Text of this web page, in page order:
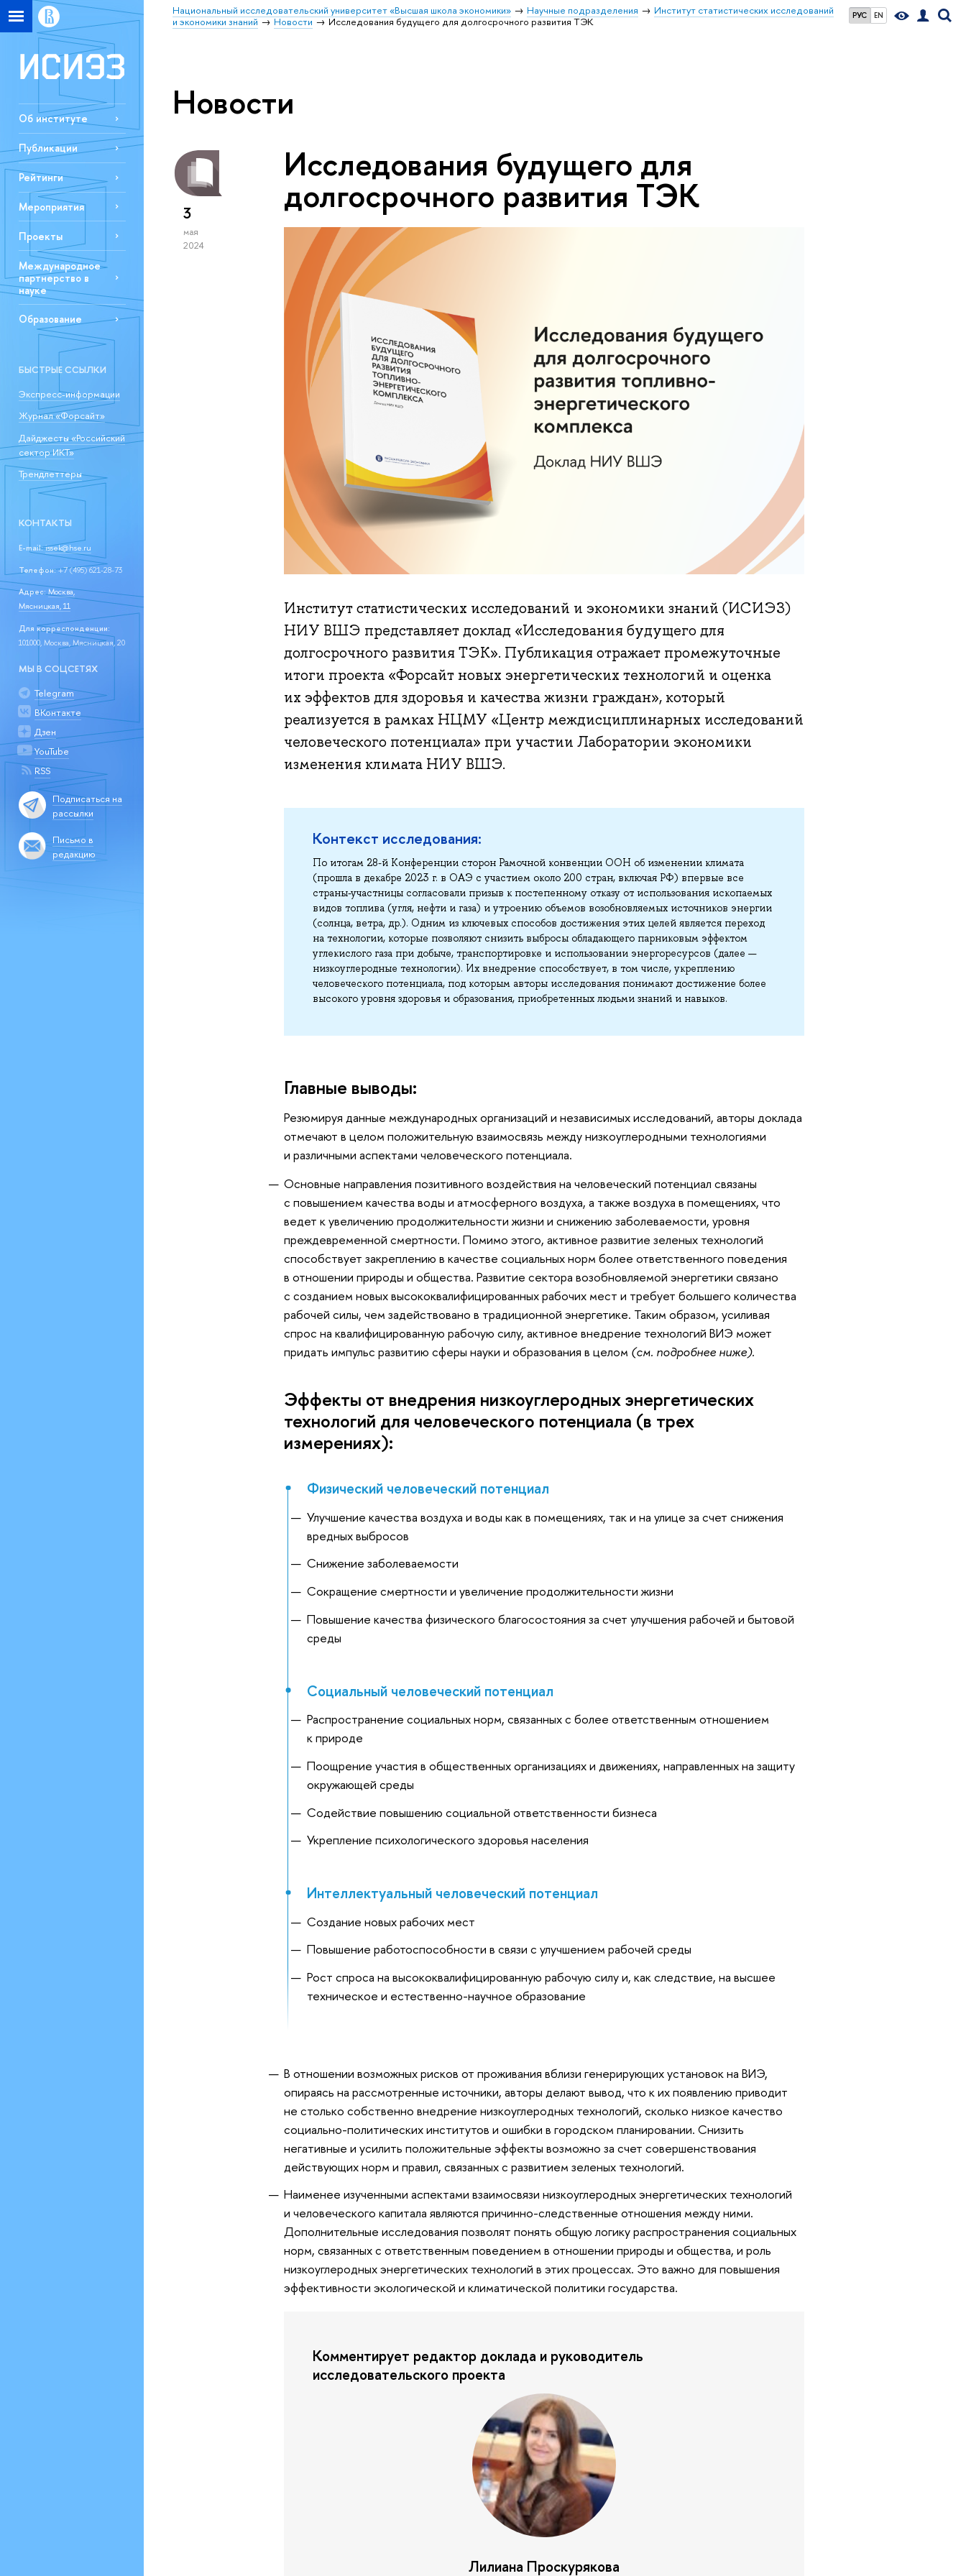
РУС EN
Национальный исследовательский университет «Высшая школа экономики» Научные подразделения
Институт статистических исследований
и экономики знаний
Новости Исследования будущего для долгосрочного развития ТЭК
Об институте
Публикации
Рейтинги
Мероприятия
Проекты
Международное
партнерство в
науке
Образование
БЫСТРЫЕ ССЫЛКИ
Экспресс-информации
Журнал «Форсайт»
Дайджесты «Российский
сектор ИКТ»
Трендлеттеры
КОНТАКТЫ
E-mail:issek@hse.ru
Телефон:+7 (495) 621-28-73
Адрес: Москва,
Мясницкая, 11
Для корреспонденции:
101000, Москва, Мясницкая, 20
МЫ В СОЦСЕТЯХ
Telegram
ВКонтакте
Дзен
YouTube
RSS
Подписаться на
рассылки
Письмо в
редакцию
Новости
3
мая
2024
Исследования будущего для
долгосрочного развития ТЭК
Институт статистических исследований и экономики знаний (ИСИЭЗ)
НИУ ВШЭ представляет доклад «Исследования будущего для
долгосрочного развития ТЭК». Публикация отражает промежуточные
итоги проекта «Форсайт новых энергетических технологий и оценка
их эффектов для здоровья и качества жизни граждан», который
реализуется в рамках НЦМУ «Центр междисциплинарных исследований
человеческого потенциала» при участии Лаборатории экономики
изменения климата НИУ ВШЭ.
Контекст исследования:
По итогам 28-й Конференции сторон Рамочной конвенции ООН об изменении климата
(прошла в декабре 2023 г. в ОАЭ с участием около 200 стран, включая РФ) впервые все
страны-участницы согласовали призыв к постепенному отказу от использования ископаемых
видов топлива (угля, нефти и газа) и утроению объемов возобновляемых источников энергии
(солнца, ветра, др.). Одним из ключевых способов достижения этих целей является переход
на технологии, которые позволяют снизить выбросы обладающего парниковым эффектом
углекислого газа при добыче, транспортировке и использовании энергоресурсов (далее —
низкоуглеродные технологии). Их внедрение способствует, в том числе, укреплению
человеческого потенциала, под которым авторы исследования понимают достижение более
высокого уровня здоровья и образования, приобретенных людьми знаний и навыков.
Главные выводы:
Резюмируя данные международных организаций и независимых исследований, авторы доклада
отмечают в целом положительную взаимосвязь между низкоуглеродными технологиями
и различными аспектами человеческого потенциала.
Основные направления позитивного воздействия на человеческий потенциал связаны
с повышением качества воды и атмосферного воздуха, а также воздуха в помещениях, что
ведет к увеличению продолжительности жизни и снижению заболеваемости, уровня
преждевременной смертности. Помимо этого, активное развитие зеленых технологий
способствует закреплению в качестве социальных норм более ответственного поведения
в отношении природы и общества. Развитие сектора возобновляемой энергетики связано
с созданием новых высококвалифицированных рабочих мест и требует большего количества
рабочей силы, чем задействовано в традиционной энергетике. Таким образом, усиливая
спрос на квалифицированную рабочую силу, активное внедрение технологий ВИЭ может
придать импульс развитию сферы науки и образования в целом (см. подробнее ниже).
Эффекты от внедрения низкоуглеродных энергетических
технологий для человеческого потенциала (в трех
измерениях):
Физический человеческий потенциал
Улучшение качества воздуха и воды как в помещениях, так и на улице за счет снижения
вредных выбросов
Снижение заболеваемости
Cокращение смертности и увеличение продолжительности жизни
Повышение качества физического благосостояния за счет улучшения рабочей и бытовой
среды
Социальный человеческий потенциал
Распространение социальных норм, связанных с более ответственным отношением
к природе
Поощрение участия в общественных организациях и движениях, направленных на защиту
окружающей среды
Содействие повышению социальной ответственности бизнеса
Укрепление психологического здоровья населения
Интеллектуальный человеческий потенциал
Создание новых рабочих мест
Повышение работоспособности в связи с улучшением рабочей среды
Рост спроса на высококвалифицированную рабочую силу и, как следствие, на высшее
техническое и естественно-научное образование
В отношении возможных рисков от проживания вблизи генерирующих установок на ВИЭ,
опираясь на рассмотренные источники, авторы делают вывод, что к их появлению приводит
не столько собственно внедрение низкоуглеродных технологий, сколько низкое качество
социально-политических институтов и ошибки в городском планировании. Снизить
негативные и усилить положительные эффекты возможно за счет совершенствования
действующих норм и правил, связанных с развитием зеленых технологий.
Наименее изученными аспектами взаимосвязи низкоуглеродных энергетических технологий
и человеческого капитала являются причинно-следственные отношения между ними.
Дополнительные исследования позволят понять общую логику распространения социальных
норм, связанных с ответственным поведением в отношении природы и общества, и роль
низкоуглеродных энергетических технологий в этих процессах. Это важно для повышения
эффективности экологической и климатической политики государства.
Комментирует редактор доклада и руководитель
исследовательского проекта
Лилиана Проскурякова